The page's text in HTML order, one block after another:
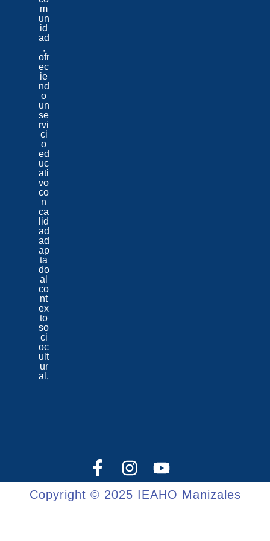
m
un
id
ad
,
ofr
ec
ie
nd
o
un
se
rvi
ci
o
ed
uc
ati
vo
co
n
ca
lid
ad
ad
ap
ta
do
al
co
nt
ex
to
so
ci
oc
ult
ur
al.
Copyright © 2025 IEAHO Manizales